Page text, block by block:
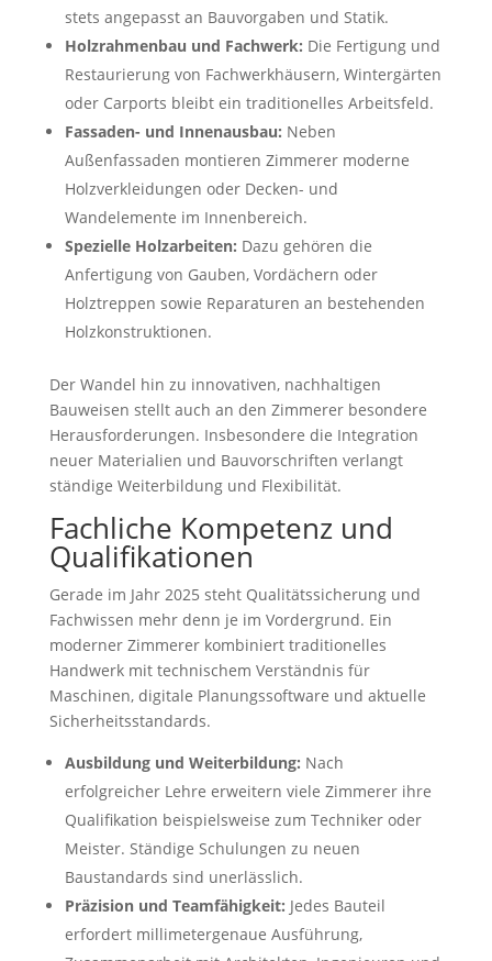
stets angepasst an Bauvorgaben und Statik.
Holzrahmenbau und Fachwerk: Die Fertigung und
Restaurierung von Fachwerkhäusern, Wintergärten
oder Carports bleibt ein traditionelles Arbeitsfeld.
Fassaden- und Innenausbau: Neben
Außenfassaden montieren Zimmerer moderne
Holzverkleidungen oder Decken- und
Wandelemente im Innenbereich.
Spezielle Holzarbeiten: Dazu gehören die
Anfertigung von Gauben, Vordächern oder
Holztreppen sowie Reparaturen an bestehenden
Holzkonstruktionen.
Der Wandel hin zu innovativen, nachhaltigen
Bauweisen stellt auch an den Zimmerer besondere
Herausforderungen. Insbesondere die Integration
neuer Materialien und Bauvorschriften verlangt
ständige Weiterbildung und Flexibilität.
Fachliche Kompetenz und
Qualifikationen
Gerade im Jahr 2025 steht Qualitätssicherung und
Fachwissen mehr denn je im Vordergrund. Ein
moderner Zimmerer kombiniert traditionelles
Handwerk mit technischem Verständnis für
Maschinen, digitale Planungssoftware und aktuelle
Sicherheitsstandards.
Ausbildung und Weiterbildung: Nach
erfolgreicher Lehre erweitern viele Zimmerer ihre
Qualifikation beispielsweise zum Techniker oder
Meister. Ständige Schulungen zu neuen
Baustandards sind unerlässlich.
Präzision und Teamfähigkeit: Jedes Bauteil
erfordert millimetergenaue Ausführung,